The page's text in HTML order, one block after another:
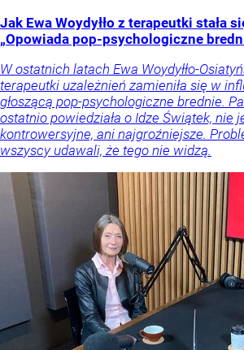
Jak Ewa Woydyłło z terapeutki stała
„Opowiada pop-psychologiczne
W ostatnich latach Ewa Woydyłło-
terapeutki uzależnień zamieniła się w
głoszącą pop-psychologiczne brednie.
ostatnio powiedziała o Idze Świątek, nie
kontrowersyjne, ani najgroźniejsze.
wszyscy udawali, że tego nie widzą.